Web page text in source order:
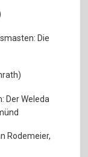
Die
Der Weleda
Rodemeier,